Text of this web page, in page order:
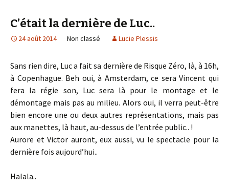
C’était la dernière de Luc..
24 août 2014 Non classé Lucie Plessis
Sans rien dire, Luc a fait sa dernière de Risque Zéro, là, à 16h,
à Copenhague. Beh oui, à Amsterdam, ce sera Vincent qui
fera la régie son, Luc sera là pour le montage et le
démontage mais pas au milieu. Alors oui, il verra peut-être
bien encore une ou deux autres représentations, mais pas
aux manettes, là haut, au-dessus de l’entrée public.. !
Aurore et Victor auront, eux aussi, vu le spectacle pour la
dernière fois aujourd’hui..
Halala..